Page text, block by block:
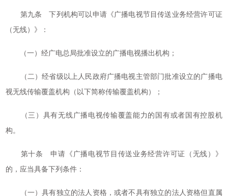
第九条 下列机构可以申请《广播电视节目传送业务经营许可证
（无线）》：
（一）经广电总局批准设立的广播电视播出机构；
（二）经省级以上人民政府广播电视主管部门批准设立的广播电
视无线传输覆盖机构（以下简称传输覆盖机构）；
（三）具有无线广播电视传输覆盖能力的国有或者国有控股机
构。
第十条 申请《广播电视节目传送业务经营许可证（无线）》
的，应当具备下列条件：
（一）具有独立的法人资格，或者不具有独立的法人资格但直属